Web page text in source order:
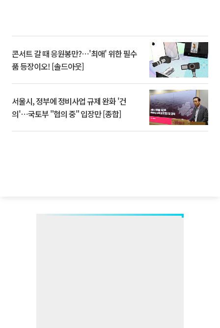
콘서트 갈 때 응원봉만?⋯'최애' 위한 필수
품 등장이오! [솔드아웃]
서울시, 정부에 정비사업 규제 완화 '건
의'⋯국토부 "협의 중" 입장만 [종합]